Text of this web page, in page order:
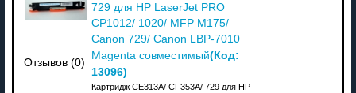
Отзывов (0)
729 для HP LaserJet PRO
CP1012/ 1020/ MFP M175/
Canon 729/ Canon LBP-7010
Magenta совместимый(Код:
13096)
Картридж CE313A/ CF353A/ 729 для HP